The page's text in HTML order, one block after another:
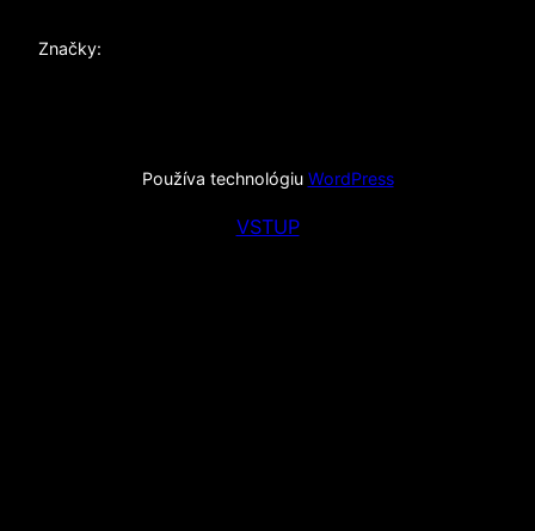
Značky:
Používa technológiu WordPress
VSTUP